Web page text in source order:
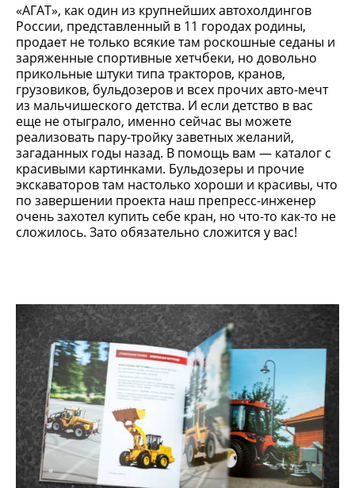
«АГАТ», как один из крупнейших автохолдингов
России, представленный в 11 городах родины,
продает не только всякие там роскошные седаны и
заряженные спортивные хетчбеки, но довольно
прикольные штуки типа тракторов, кранов,
грузовиков, бульдозеров и всех прочих авто-мечт
из мальчишеского детства. И если детство в вас
еще не отыграло, именно сейчас вы можете
реализовать пару-тройку заветных желаний,
загаданных годы назад. В помощь вам — каталог с
красивыми картинками. Бульдозеры и прочие
экскаваторов там настолько хороши и красивы, что
по завершении проекта наш препресс-инженер
очень захотел купить себе кран, но что-то как-то не
сложилось. Зато обязательно сложится у вас!